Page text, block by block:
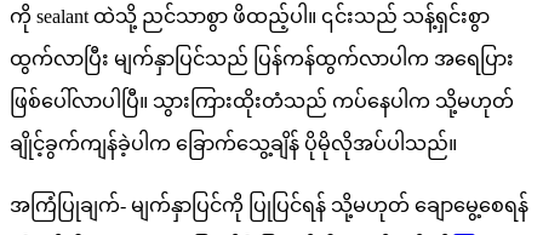
ကို sealant ထဲသို့ ညင်သာစွာ ဖိထည့်ပါ။ ၎င်းသည် သန့်ရှင်းစွာ
ထွက်လာပြီး မျက်နှာပြင်သည် ပြန်ကန်ထွက်လာပါက အရေပြား
ဖြစ်ပေါ်လာပါပြီ။ သွားကြားထိုးတံသည် ကပ်နေပါက သို့မဟုတ်
ချိုင့်ခွက်ကျန်ခဲ့ပါက ခြောက်သွေ့ချိန် ပိုမိုလိုအပ်ပါသည်။
အကြံပြုချက်- မျက်နှာပြင်ကို ပြုပြင်ရန် သို့မဟုတ် ချောမွေ့စေရန်